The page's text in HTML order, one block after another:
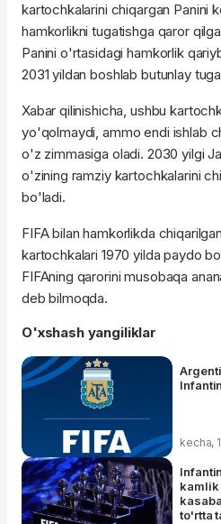
kartochkalarini chiqargan Panini
hamkorlikni tugatishga qaror
Panini o'rtasidagi hamkorlik
2031 yildan boshlab butunlay
Xabar qilinishicha, ushbu
yo'qolmaydi, ammo endi ishlab
o'z zimmasiga oladi. 2030 yilgi
o'zining ramziy kartochkalarini
bo'ladi.
FIFA bilan hamkorlikda
kartochkalari 1970 yilda paydo
FIFAning qarorini musobaqa
deb bilmoqda.
O'xshash yangiliklar
kecha,
to'rtta